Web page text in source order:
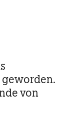
von